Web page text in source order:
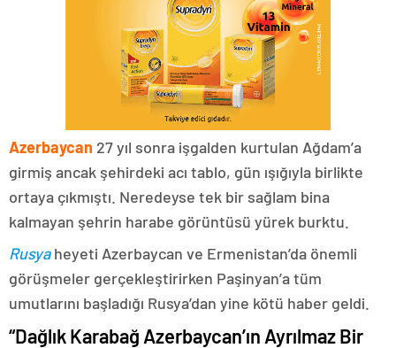
Azerbaycan 27 yıl sonra işgalden kurtulan Ağdam’a
girmiş ancak şehirdeki acı tablo, gün ışığıyla birlikte
ortaya çıkmıştı. Neredeyse tek bir sağlam bina
kalmayan şehrin harabe görüntüsü yürek burktu.
Rusyaheyeti Azerbaycan ve Ermenistan’da önemli
görüşmeler gerçekleştirirken Paşinyan’a tüm
umutlarını başladığı Rusya’dan yine kötü haber geldi.
“Dağlık Karabağ Azerbaycan’ın Ayrılmaz Bir